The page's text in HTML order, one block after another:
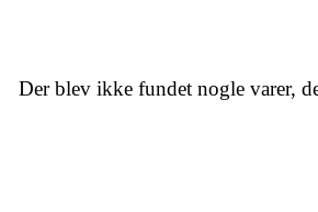
Der blev ikke fundet nogle varer,